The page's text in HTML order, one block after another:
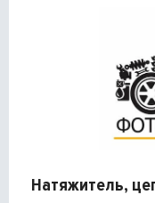
Натяжитель,